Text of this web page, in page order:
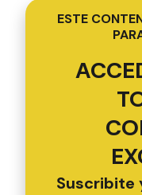
ESTE
Suscribite